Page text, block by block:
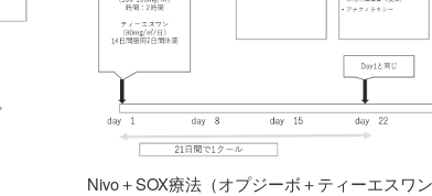
Nivo＋SOX療法（オプジーボ＋ティーエスワ